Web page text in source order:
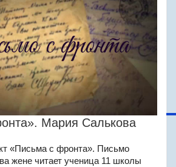
Мария Салькова
«Письма с фронта». Письмо
жене читает ученица 11 школы